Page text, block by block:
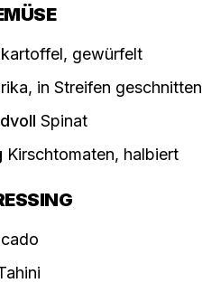
gewürfelt
in Streifen geschnitten
Spinat
Kirschtomaten, halbiert